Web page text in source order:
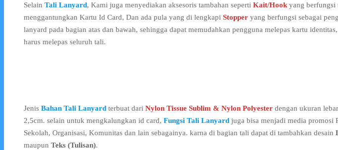
Selain Tali Lanyard, Kami juga menyediakan aksesoris tambahan seperti Kait/Hookyang berfungsi
menggantungkan Kartu Id Card, Dan ada pula yang di lengkapi Stopper yang berfungsi sebagai
lanyard pada bagian atas dan bawah, sehingga dapat memudahkan pengguna melepas kartu
harus melepas seluruh tali.
Jenis Bahan Tali Lanyard terbuat dari Nylon Tissue Sublim & Nylon Polyester dengan ukuran
2,5cm. selain untuk mengkalungkan id card, Fungsi Tali Lanyard juga bisa menjadi media promosi
Sekolah, Organisasi, Komunitas dan lain sebagainya. karna di bagian tali dapat di tambahkan desain
maupun Teks (Tulisan).